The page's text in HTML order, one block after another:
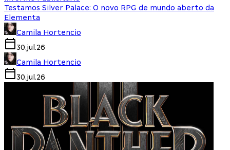
Testamos Silver Palace: O novo RPG de mundo aberto da
Elementa
Camila Hortencio
30.jul.26
Camila Hortencio
30.jul.26